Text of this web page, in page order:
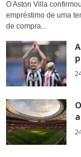
O Aston Villa
empréstimo de uma
de compra...